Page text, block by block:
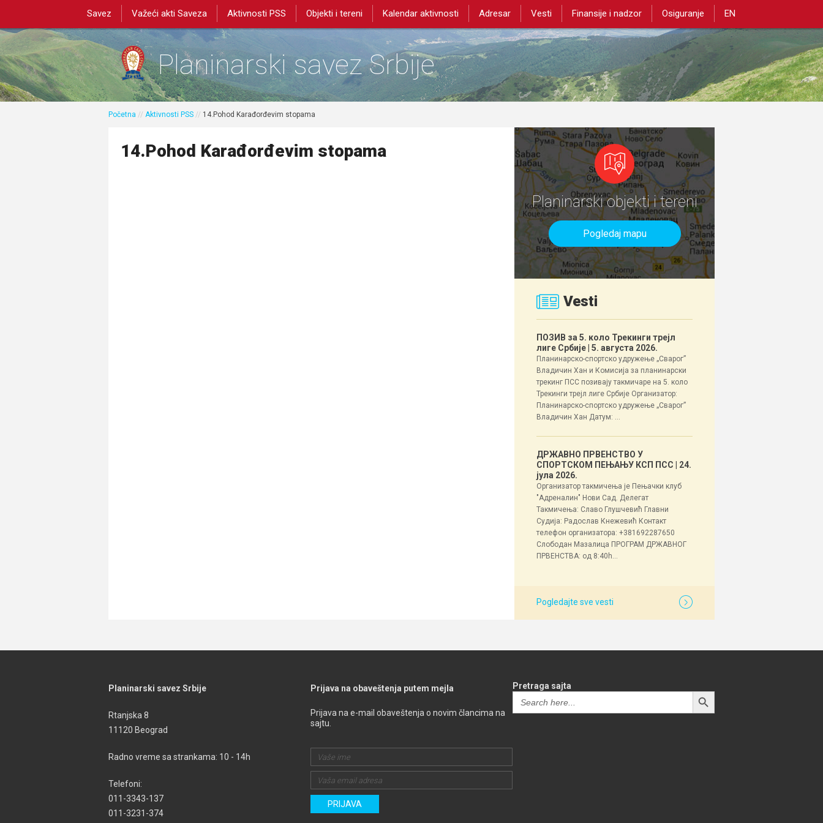
Savez Važeći akti Saveza Aktivnosti PSS Objekti i tereni Kalendar aktivnosti Adresar Vesti Finansije i nadzor Osiguranje EN
Planinarski savez Srbije
Početna // Aktivnosti PSS // 14.Pohod Karađorđevim stopama
14.Pohod Karađorđevim stopama
Planinarski objekti i tereni
Pogledaj mapu
Vesti
ПОЗИВ за 5. коло Трекинги трејл
лиге Србије | 5. августа 2026.
Планинарско-спортско удружење „Сварог”
Владичин Хан и Комисија за планинарски
трекинг ПСС позивају такмичаре на 5. коло
Трекинги трејл лиге Србије Организатор:
Планинарско-спортско удружење „Сварог”
Владичин Хан Датум: ...
ДРЖАВНО ПРВЕНСТВО У
СПОРТСКОМ ПЕЊАЊУ КСП ПСС
| 24.
јула 2026.
Организатор такмичења је Пењачки клуб
"Адреналин" Нови Сад. Делегат
Такмичења: Славо Глушчевић Главни
Судија: Радослав Кнежевић Контакт
телефон организатора: +381692287650
Слободан Мазалица ПРОГРАМ ДРЖАВНОГ
ПРВЕНСТВА: од 8:40h...
Pogledajte sve vesti
Planinarski savez Srbije
Rtanjska 8
11120 Beograd
Radno vreme sa strankama: 10 - 14h
Telefoni:
011-3343-137
011-3231-374
Prijava na obaveštenja putem mejla
Prijava na e-mail obaveštenja o novim člancima na
sajtu.
Pretraga sajta
Search
for:
SEARCH BUTTON